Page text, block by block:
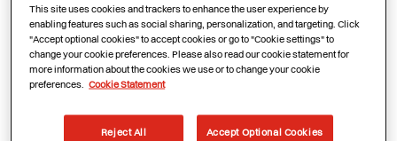
en onze Cheops Raad.
Bij Cheops kom je terecht in een community van
This site uses cookies and trackers to enhance the user experience by
enabling features such as social sharing, personalization, and targeting. Click
"Accept optional cookies" to accept cookies or go to "Cookie settings" to
change your cookie preferences. Please also read our cookie statement for
more information about the cookies we use or to change your cookie
preferences.
Cookie Statement
Reject All Accept Optional Cookies